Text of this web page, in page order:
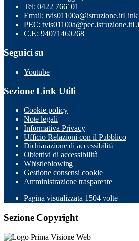
Tel: 0422 766101
Email: tvis01100a@istruzione.itLink
PEC: tvis01100a@pec.istruzione.it
C.F.: 94071460268
Seguici su
Youtube
Sezione Link Utili
Cookie policy
Note legali
Informativa Privacy
Ufficio Relazioni con il Pubblico
Dichiarazione di accessibilità
Obiettivi di accessibilità
Whistleblowing
Gestione consensi cookie
Amministrazione trasparente
Pagina visualizzata 1504 volte
Sezione Copyright